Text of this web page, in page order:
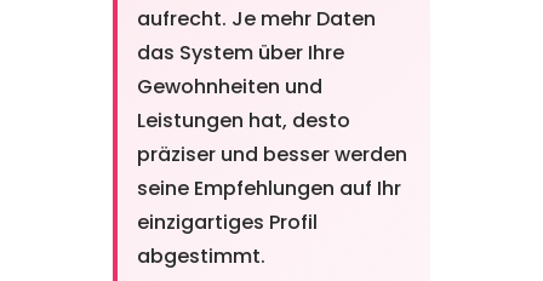
aufrecht. Je mehr Daten
das System über Ihre
Gewohnheiten und
Leistungen hat, desto
präziser und besser werden
seine Empfehlungen auf Ihr
einzigartiges Profil
abgestimmt.